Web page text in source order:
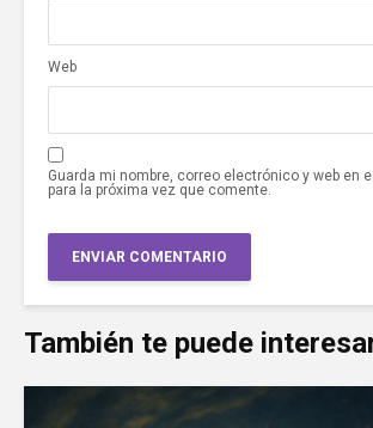
Web
Guarda mi nombre, correo electrónico y web en
para la próxima vez que comente.
También te puede